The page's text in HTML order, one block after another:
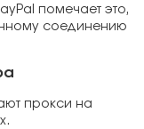
помечает это,
соединению
прокси на